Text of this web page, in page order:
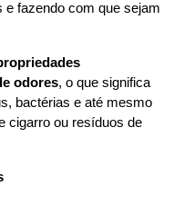
e fazendo com que sejam
odores, o que significa
bactérias e até mesmo
cigarro ou resíduos de